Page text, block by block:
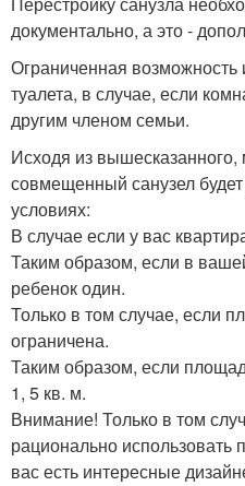
документально, а это -
Ограниченная
туалета, в случае, если
другим членом семьи.
Исходя из
совмещенный санузел
условиях:
В случае если у вас
Таким образом, если в
ребенок один.
Только в том случае, если
ограничена.
Таким образом, если
1, 5 кв. м.
Внимание! Только в том
рационально
вас есть интересные